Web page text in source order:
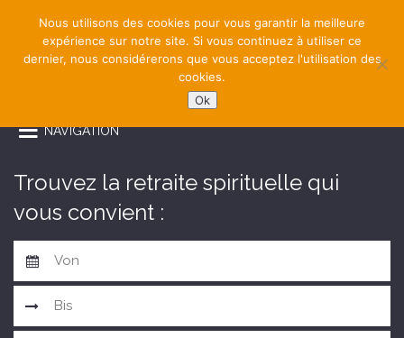
NAVIGATION
Trouvez la retraite spirituelle qui
vous convient :
Nous utilisons des cookies pour vous garantir la meilleure
expérience sur notre site. Si vous continuez à utiliser ce
dernier, nous considérerons que vous acceptez l'utilisation des
cookies.
Ok